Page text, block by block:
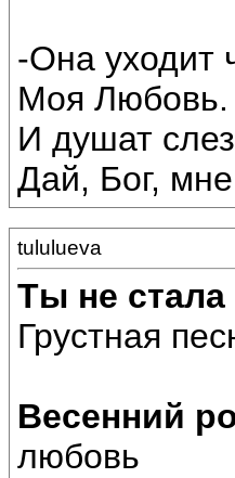
-Она уходит
Моя
И душат
Дай, Бог,
tululueva
Ты не
Грустная
Весенний
любовь